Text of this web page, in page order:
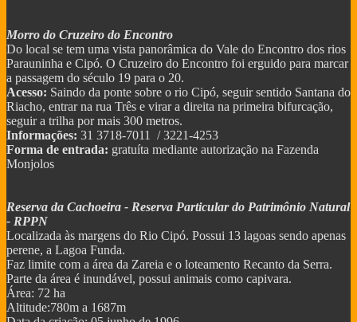
Morro do Cruzeiro do Encontro
Do local se tem uma vista panorâmica do Vale do Encontro dos rios
Parauninha e Cipó. O Cruzeiro do Encontro foi erguido para marcar
a passagem do século 19 para o 20.
Acesso: Saindo da ponte sobre o rio Cipó, seguir sentido Santana do
Riacho, entrar na rua Três e virar a direita na primeira bifurcação,
seguir a trilha por mais 300 metros.
Informações: 31 3718-7011 / 3221-4253
Forma de entrada: gratuíta mediante autorização na Fazenda
Monjolos
Reserva da Cachoeira - Reserva Particular do Patrimônio Natural
- RPPN
Localizada às margens do Rio Cipó. Possui 13 lagoas sendo apenas
perene, a Lagoa Funda.
Faz limite com a área da Zareia e o loteamento Recanto da Serra.
Parte da área é inundável, possui animais como capivara.
Área: 72 ha
Altitude:780m a 1687m